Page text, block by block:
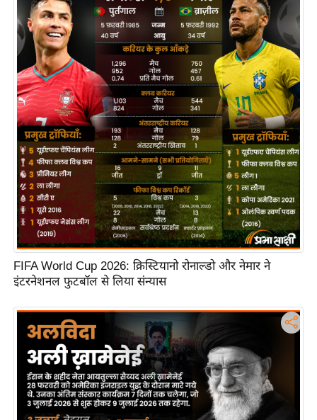
रा
शि
फ
ल
वि
शे
ष
वि
श्ले
ष
ण
ट्रें
डिं
ग
u
FIFA World Cup 2026: क्रिस्टियानो रोनाल्डो और नेमार ने
इंटरनेशनल फुटबॉल से लिया संन्यास